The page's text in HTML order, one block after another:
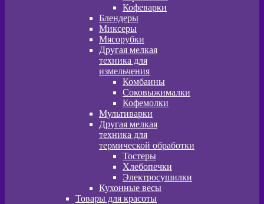
Кофеварки
Блендеры
Миксеры
Мясорубки
Другая мелкая
техника для
измельчения
Комбаины
Соковыжималки
Кофемолки
Мультиварки
Другая мелкая
техника для
термической обработки
Тостеры
Хлебопечки
Электросушилки
Кухонные весы
Товары для красоты